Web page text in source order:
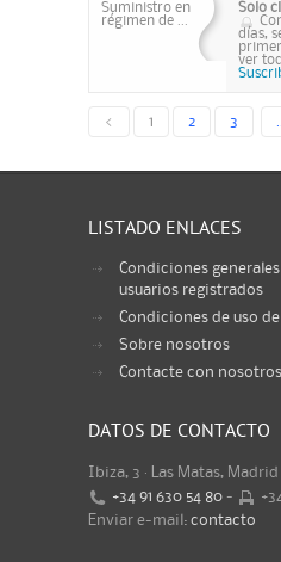
Suministro en
régimen de ...
Solo
días,
ver
< 1 2 3
LISTADO ENLACES
Condiciones
usuarios registrados
Condiciones de uso
Sobre nosotros
Contacte con nosotros
DATOS DE CONTACTO
Ibiza, 3 · Las Matas,
+34 91 630 54 80 -
Enviar e-mail: contacto